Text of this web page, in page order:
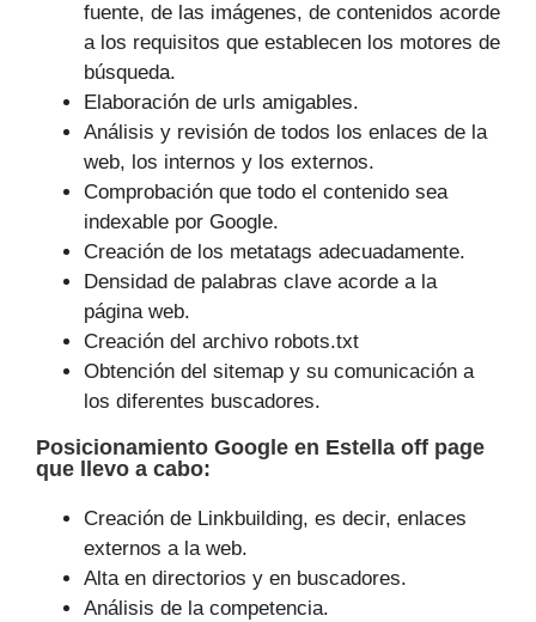
fuente, de las imágenes, de contenidos acorde
a los requisitos que establecen los motores de
búsqueda.
Elaboración de urls amigables.
Análisis y revisión de todos los enlaces de la
web, los internos y los externos.
Comprobación que todo el contenido sea
indexable por Google.
Creación de los metatags adecuadamente.
Densidad de palabras clave acorde a la
página web.
Creación del archivo robots.txt
Obtención del sitemap y su comunicación a
los diferentes buscadores.
Posicionamiento Google en Estella off page
que
llevo a cabo:
Creación de Linkbuilding, es decir, enlaces
externos a la web.
Alta en directorios y en buscadores.
Análisis de la competencia.